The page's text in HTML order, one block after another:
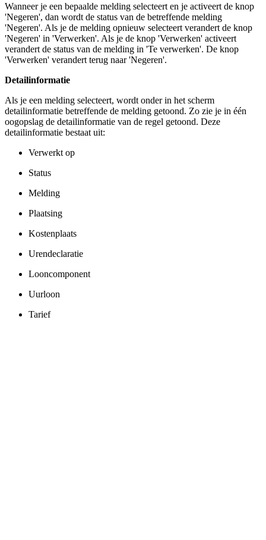
Wanneer je een bepaalde melding selecteert en je activeert de knop
'Negeren', dan wordt de status van de betreffende melding
'Negeren'. Als je de melding opnieuw selecteert verandert de knop
'Negeren' in 'Verwerken'. Als je de knop 'Verwerken' activeert
verandert de status van de melding in 'Te verwerken'. De knop
'Verwerken' verandert terug naar 'Negeren'.
Detailinformatie
Als je een melding selecteert, wordt onder in het scherm
detailinformatie betreffende de melding getoond. Zo zie je in één
oogopslag de detailinformatie van de regel getoond. Deze
detailinformatie bestaat uit:
Verwerkt op
Status
Melding
Plaatsing
Kostenplaats
Urendeclaratie
Looncomponent
Uurloon
Tarief